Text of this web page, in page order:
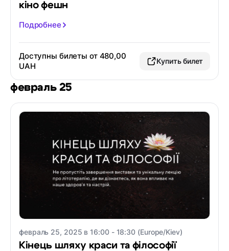
кіно фешн
Подробнее
Доступны билеты от 480,00
UAH
Купить билет
февраль 25
февраль 25, 2025 в 16:00 - 18:30 (Europe/Kiev)
Кінець шляху краси та філософії